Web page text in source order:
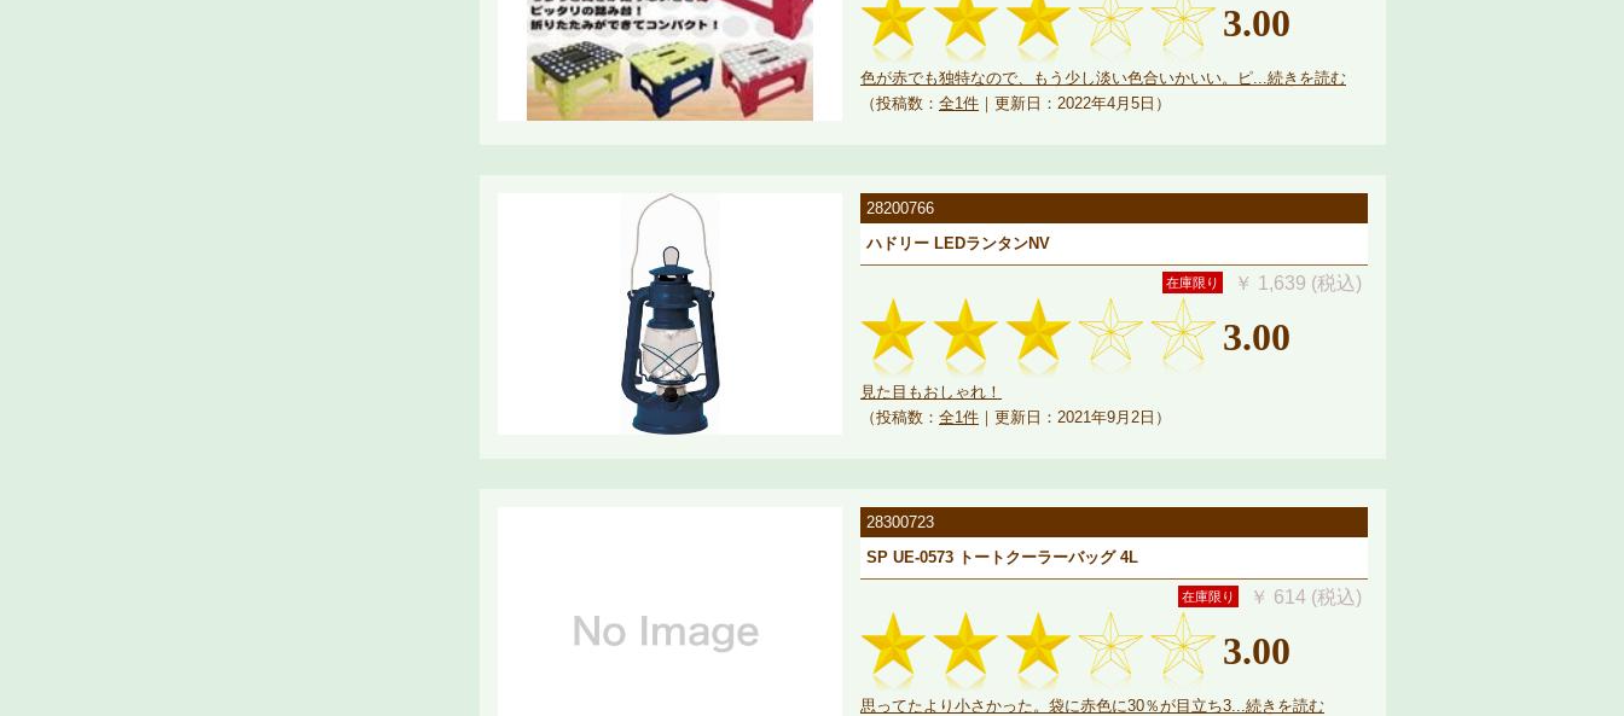
3.00
色が赤でも独特なので、もう少し淡い色合いかいい。ピ...続きを読む
（投稿数： 全1件 ｜更新日：2022年4月5日）
28200766
ハドリー LEDランタンNV
在庫限り ￥ 1,639 (税込)
3.00
見た目もおしゃれ！
（投稿数： 全1件 ｜更新日：2021年9月2日）
28300723
SP UE-0573 トートクーラーバッグ 4L
在庫限り ￥ 614 (税込)
3.00
思ってたより小さかった。袋に赤色に30％が目立ち3...続きを読む